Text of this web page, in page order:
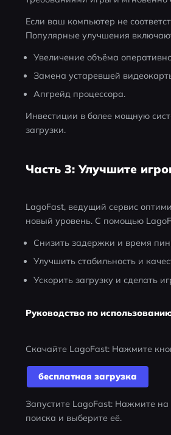
Если ваш компьютер не
Популярные улучшения
Увеличение объёма
Замена устаревшей
Апгрейд процессора.
Инвестиции в более мощную
загрузки.
Часть 3: Улучшите
LagoFast, ведущий сервис
новый уровень. С помощью
Снизить задержки и время
Улучшить стабильность и
Ускорить загрузку и сделать
Руководство по
Скачайте LagoFast: Нажмите
бесплатная загрузка
Запустите LagoFast: Нажмите на
поиска и выберите её.